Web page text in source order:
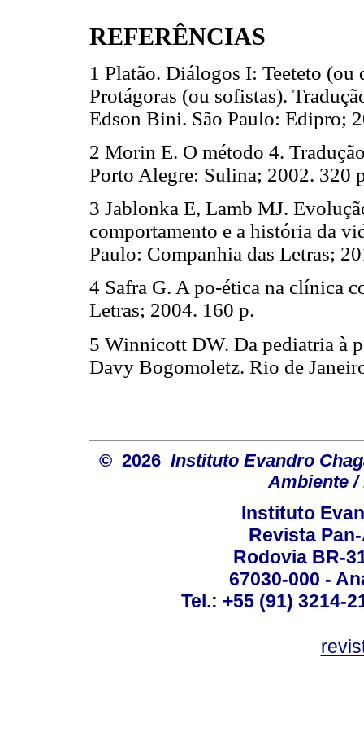
REFERÊNCIAS
1 Platão. Diálogos I: Teeteto
Protágoras (ou sofistas).
Edson Bini. São Paulo: Edipro;
2 Morin E. O método 4.
Porto Alegre: Sulina; 2002. 320
3 Jablonka E, Lamb MJ.
comportamento e a história da
Paulo: Companhia das Letras;
4 Safra G. A po-ética na clínica
Letras; 2004. 160 p.
5 Winnicott DW. Da pediatria à
Davy Bogomoletz. Rio de
© 2026 Instituto Evandro
Ambiente /
Instituto
Revista
Rodovia BR-
67030-000 -
Tel.: +55 (91) 3214-